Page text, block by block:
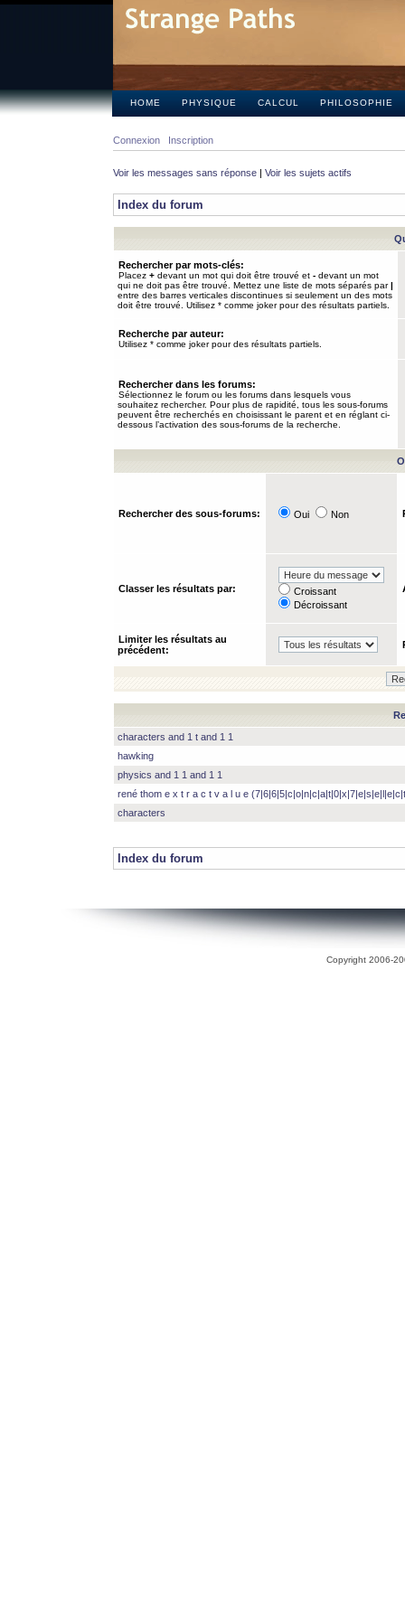
HOME PHYSIQUE CALCUL PHILOSOPHIE
Connexion Inscription
Voir les messages sans réponse | Voir les sujets actifs
Index du forum
Rechercher par mots-clés:
Placez + devant un mot qui doit être trouvé et - devant un mot
qui ne doit pas être trouvé. Mettez une liste de mots séparés par|
entre des barres verticales discontinues si seulement un des mots
doit être trouvé. Utilisez * comme joker pour des résultats partiels.
Recherche par auteur:
Utilisez * comme joker pour des résultats partiels.
Rechercher dans les forums:
Sélectionnez le forum ou les forums dans lesquels vous
souhaitez rechercher. Pour plus de rapidité, tous les sous-forums
peuvent être recherchés en choisissant le parent et en réglant ci-
dessous l’activation des sous-forums de la recherche.
Rechercher des sous-forums: Oui Non
Classer les résultats par:
Croissant
Décroissant
Limiter les résultats au
précédent:
characters and 1 t and 1 1
hawking
physics and 1 1 and 1 1
rené thom e x t r a c t v a l u e
characters
Index du forum
Copyright 2006-